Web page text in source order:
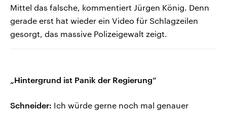
Mittel das falsche, kommentiert Jürgen König. Denn
gerade erst hat wieder ein Video für Schlagzeilen
gesorgt, das massive Polizeigewalt zeigt.
„Hintergrund ist Panik der Regierung“
Schneider: Ich würde gerne noch mal genauer